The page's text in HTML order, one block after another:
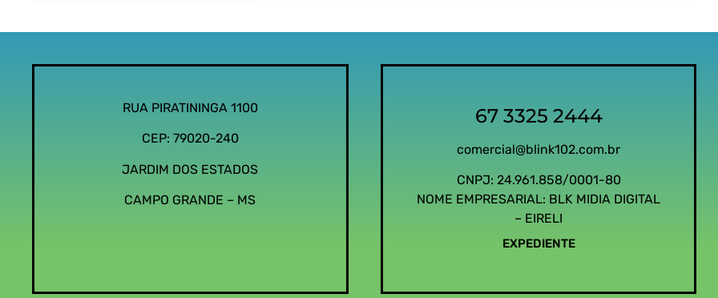
RUA PIRATININGA 1100
CEP: 79020-240
JARDIM DOS ESTADOS
CAMPO GRANDE – MS
67 3325 2444
comercial@blink102.com.br
CNPJ: 24.961.858/0001-80
NOME EMPRESARIAL: BLK MIDIA DIGITAL
– EIRELI
EXPEDIENTE